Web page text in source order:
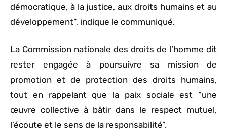
démocratique, à la justice, aux droits humains et au
développement”, indique le communiqué.
La Commission nationale des droits de l’homme dit
rester engagée à poursuivre sa mission de
promotion et de protection des droits humains,
tout en rappelant que la paix sociale est “une
œuvre collective à bâtir dans le respect mutuel,
l’écoute et le sens de la responsabilité”.